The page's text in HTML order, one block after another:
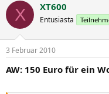
X XT600
Entusiasta
3 Februar 2010
AW: 150 Euro für ein